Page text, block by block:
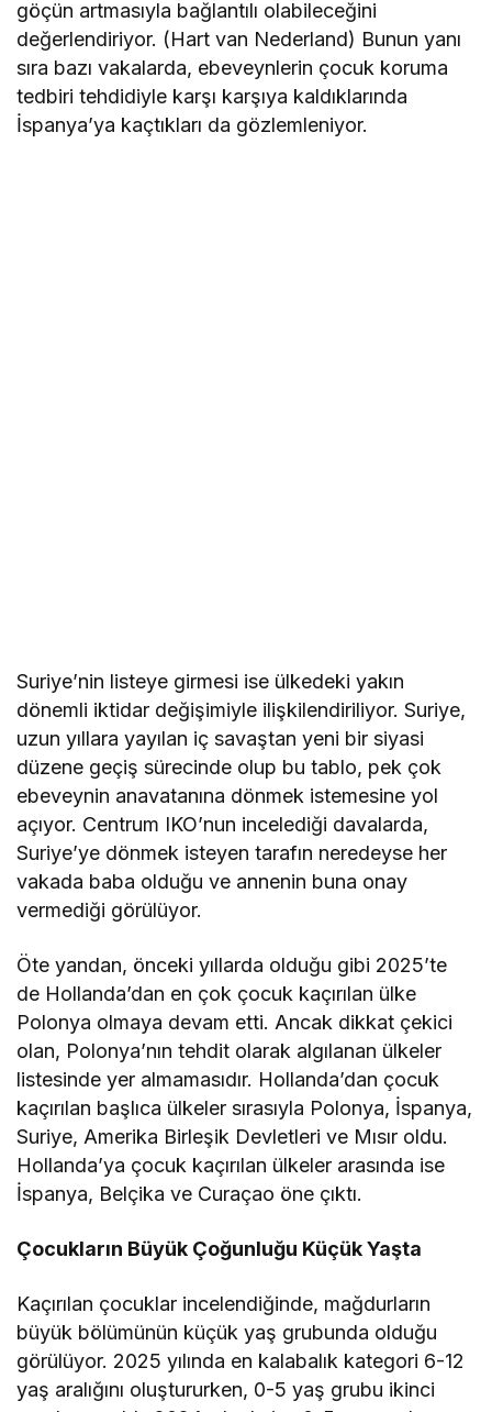
göçün artmasıyla bağlantılı olabileceğini
değerlendiriyor. (Hart van Nederland) Bunun yanı
sıra bazı vakalarda, ebeveynlerin çocuk koruma
tedbiri tehdidiyle karşı karşıya kaldıklarında
İspanya’ya kaçtıkları da gözlemleniyor.
Suriye’nin listeye girmesi ise ülkedeki yakın
dönemli iktidar değişimiyle ilişkilendiriliyor. Suriye,
uzun yıllara yayılan iç savaştan yeni bir siyasi
düzene geçiş sürecinde olup bu tablo, pek çok
ebeveynin anavatanına dönmek istemesine yol
açıyor. Centrum IKO’nun incelediği davalarda,
Suriye’ye dönmek isteyen tarafın neredeyse her
vakada baba olduğu ve annenin buna onay
vermediği görülüyor.
Öte yandan, önceki yıllarda olduğu gibi 2025’te
de Hollanda’dan en çok çocuk kaçırılan ülke
Polonya olmaya devam etti. Ancak dikkat çekici
olan, Polonya’nın tehdit olarak algılanan ülkeler
listesinde yer almamasıdır. Hollanda’dan çocuk
kaçırılan başlıca ülkeler sırasıyla Polonya, İspanya,
Suriye, Amerika Birleşik Devletleri ve Mısır oldu.
Hollanda’ya çocuk kaçırılan ülkeler arasında ise
İspanya, Belçika ve Curaçao öne çıktı.
Çocukların Büyük Çoğunluğu Küçük Yaşta
Kaçırılan çocuklar incelendiğinde, mağdurların
büyük bölümünün küçük yaş grubunda olduğu
görülüyor. 2025 yılında en kalabalık kategori 6-12
yaş aralığını oluştururken, 0-5 yaş grubu ikinci